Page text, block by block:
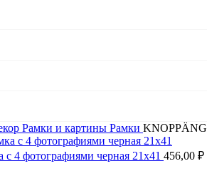
Рамки и картины Рамки KNOPPÄNG
4 фотографиями черная 21х41 456,00 ₽